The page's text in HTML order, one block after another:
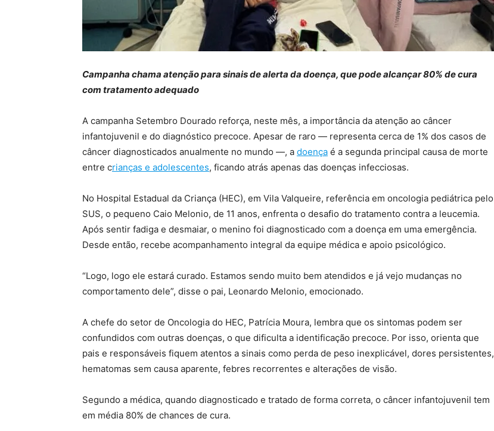
Campanha chama atenção para sinais de alerta da doença, que pode alcançar 80% de cura
com tratamento adequado
A campanha Setembro Dourado reforça, neste mês, a importância da atenção ao câncer
infantojuvenil e do diagnóstico precoce. Apesar de raro — representa cerca de 1% dos casos de
câncer diagnosticados anualmente no mundo —, a doença é a segunda principal causa de morte
entre crianças e adolescentes, ficando atrás apenas das doenças infecciosas.
No Hospital Estadual da Criança (HEC), em Vila Valqueire, referência em oncologia pediátrica pelo
SUS, o pequeno Caio Melonio, de 11 anos, enfrenta o desafio do tratamento contra a leucemia.
Após sentir fadiga e desmaiar, o menino foi diagnosticado com a doença em uma emergência.
Desde então, recebe acompanhamento integral da equipe médica e apoio psicológico.
“Logo, logo ele estará curado. Estamos sendo muito bem atendidos e já vejo mudanças no
comportamento dele”, disse o pai, Leonardo Melonio, emocionado.
A chefe do setor de Oncologia do HEC, Patrícia Moura, lembra que os sintomas podem ser
confundidos com outras doenças, o que dificulta a identificação precoce. Por isso, orienta que
pais e responsáveis fiquem atentos a sinais como perda de peso inexplicável, dores persistentes,
hematomas sem causa aparente, febres recorrentes e alterações de visão.
Segundo a médica, quando diagnosticado e tratado de forma correta, o câncer infantojuvenil tem
em média 80% de chances de cura.